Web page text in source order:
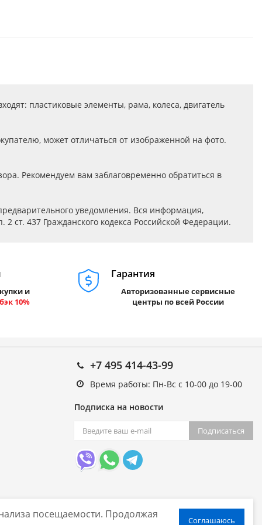
пластиковые элементы, рама, колеса, двигатель
может отличаться от изображенной на фото.
Рекомендуем вам заблаговременно обратиться в
уведомления. Вся информация,
ст. 437 Гражданского кодекса Российской Федерации.
и
10%
Гарантия
Авторизованные сервисные
центры по всей России
+7 495 414-43-99
Время работы: Пн-Вс с 10-00 до 19-00
Подписка на новости
Подписаться
посещаемости. Продолжая
Соглашаюсь